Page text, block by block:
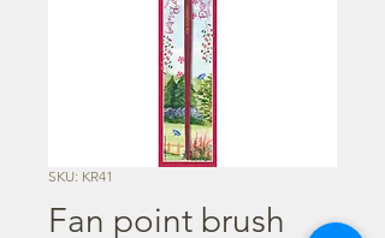
SKU: KR41
Fan point brush